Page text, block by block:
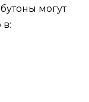
могут
в: